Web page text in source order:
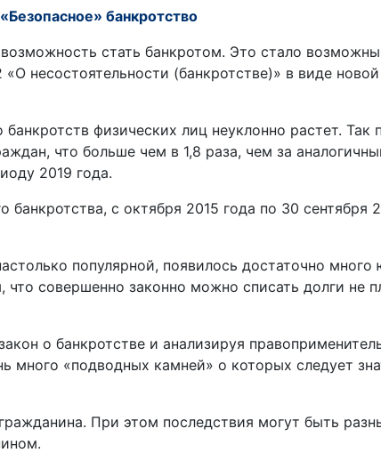
«Безопасное» банкротство
стать банкротом. Это стало
несостоятельности (банкротстве)» в виде
физических лиц неуклонно растет.
что больше чем в 1,8 раза, чем за
2019 года.
с октября 2015 года по 30 сентября
популярной, появилось достаточно
совершенно законно можно списать долги не
о банкротстве и анализируя
много «подводных камней» о которых следует
При этом последствия могут быть